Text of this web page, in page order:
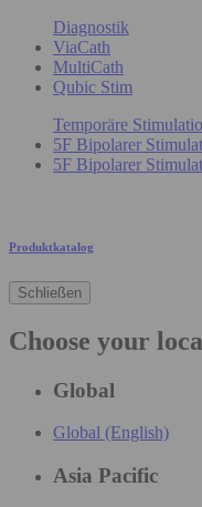
Diagnostik
ViaCath
MultiCath
Qubic Stim
Temporäre
5F Bipolarer
5F Bipolarer
Produktkatalog
Schließen
Choose your
Global
Global (English)
Asia Pacific